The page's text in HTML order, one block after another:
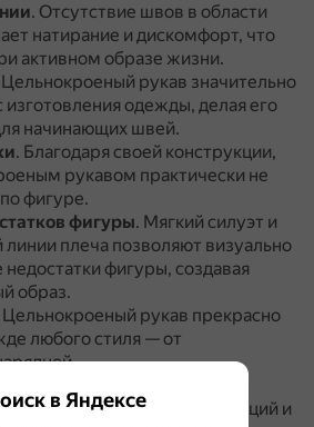
. Отсутствие швов в области
натирание и дискомфорт, что
активном образе жизни.
Цельнокроеный рукав значительно
одежды, делая его
начинающих швей.
. Благодаря своей конструкции,
рукавом практически не
фигуре.
фигуры. Мягкий силуэт и
линии плеча позволяют визуально
фигуры, создавая
образ.
Цельнокроеный рукав прекрасно
любого стиля — от
от модных тенденций и
в Яндексе